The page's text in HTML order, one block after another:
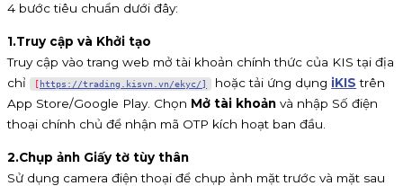
4 bước tiêu chuẩn dưới đây:
1.Truy cập và Khởi tạo
Truy cập vào trang web mở tài khoản chính thức của KIS tại địa
chỉ
[ https://trading.kisvn.vn/ekyc/] hoặc tải ứng dụng iKIS trên
App Store/Google Play. Chọn Mở tài khoản và nhập Số điện
thoại chính chủ để nhận mã OTP kích hoạt ban đầu.
2.Chụp ảnh Giấy tờ tùy thân
Sử dụng camera điện thoại để chụp ảnh mặt trước và mặt sau